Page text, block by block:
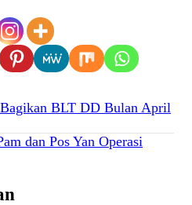
BLT DD Bulan April
dan Pos Yan Operasi